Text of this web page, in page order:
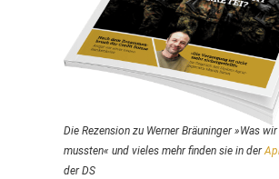
Die Rezension zu Werner Bräuninger »Was
mussten« und vieles mehr finden sie in der
der DS